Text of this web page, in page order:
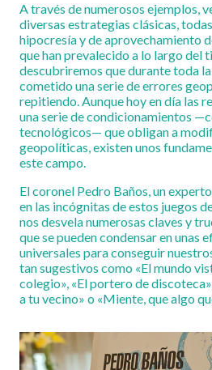
A través de numerosos ejemplos,
diversas estrategias clásicas,
hipocresía y de aprovechamiento
que han prevalecido a lo largo del
descubriremos que durante toda
cometido una serie de errores
repitiendo. Aunque hoy en día las
una serie de condicionamientos
tecnológicos— que obligan a
geopolíticas, existen unos
este campo.
El coronel Pedro Baños, un
en las incógnitas de estos juegos
nos desvela numerosas claves y
que se pueden condensar en unas
universales para conseguir
tan sugestivos como «El mundo
colegio», «El portero de
a tu vecino» o «Miente, que algo